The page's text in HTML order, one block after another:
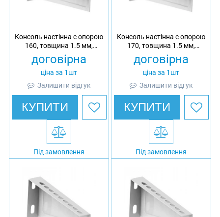
Консоль настінна c опорою
160, товщина 1.5 мм,
оцинкована, Ardic
договірна
ціна за 1шт
Залишити відгук
КУПИТИ
Під замовлення
Консоль настінна c опорою
170, товщина 1.5 мм,
гарячеоцинкована, Ardic
договірна
ціна за 1шт
Залишити відгук
КУПИТИ
Під замовлення